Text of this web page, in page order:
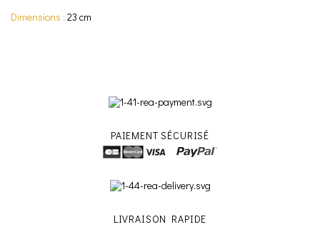
Dimensions : 23 cm
PAIEMENT SÉCURISÉ
LIVRAISON RAPIDE